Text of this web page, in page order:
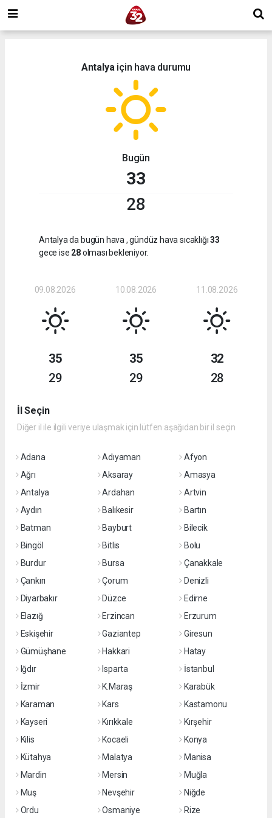
Antalya için hava durumu
Bugün
33
28
Antalya da bugün hava , gündüz hava sıcaklığı33
gece ise 28olması bekleniyor.
09.08.2026
35
29
10.08.2026
35
29
11.08.2026
32
28
İl Seçin
Diğer il ile ilgili veriye ulaşmak için lütfen aşağıdan bir il seçin
Adana Adıyaman
Afyon
Ağrı
Aksaray
Amasya
Antalya
Ardahan
Artvin
Aydın
Balıkesir
Bartın
Batman
Bayburt
Bilecik
Bingöl
Bitlis
Bolu
Burdur
Bursa
Çanakkale
Çankırı
Çorum
Denizli
Diyarbakır
Düzce
Edirne
Elazığ
Erzincan
Erzurum
Eskişehir
Gaziantep
Giresun
Gümüşhane
Hakkari
Hatay
Iğdır
Isparta
İstanbul
İzmir
K.Maraş
Karabük
Karaman
Kars
Kastamonu
Kayseri
Kırıkkale
Kırşehir
Kilis
Kocaeli
Konya
Kütahya
Malatya
Manisa
Mardin
Mersin
Muğla
Muş
Nevşehir
Niğde
Ordu
Osmaniye Rize